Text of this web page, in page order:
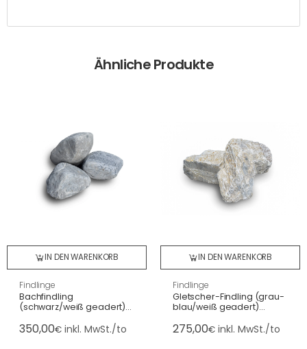
Ähnliche Produkte
IN DEN WARENKORB
Findlinge
Bachfindling
(schwarz/weiß geadert)
80 cm
350,00€ inkl. MwSt./to
IN DEN WARENKORB
Findlinge
Gletscher-Findling (grau-
blau/weiß geadert)
275,00€ inkl. MwSt./to